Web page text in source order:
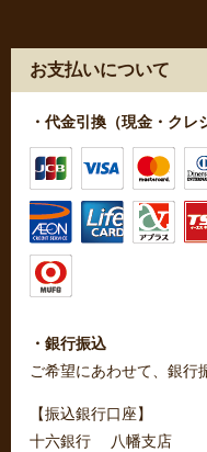
お支払いについて
・代金引換（現金・クレ
・銀行振込
ご希望にあわせて、銀行
【振込銀行口座】
十六銀行 八幡支店